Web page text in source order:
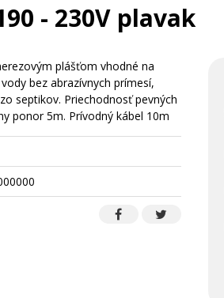
- 230V plavak
plášťom vhodné na
bez abrazívnych prímesí,
septikov. Priechodnosť pevných
ponor 5m. Prívodný kábel 10m